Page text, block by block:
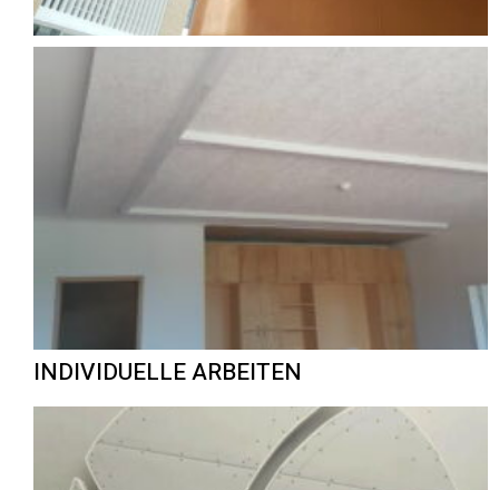
INDIVIDUELLE ARBEITEN